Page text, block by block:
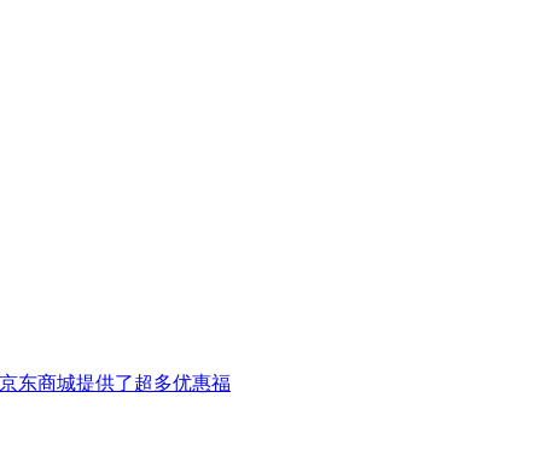
东商城提供了超多优惠福